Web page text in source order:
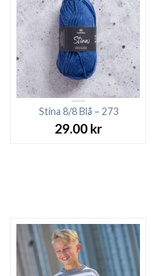
Stina 8/8 Blå – 273
29.00 kr